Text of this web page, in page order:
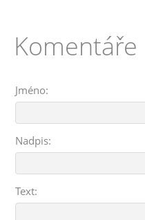
Komentáře
Jméno:
Nadpis:
Text: